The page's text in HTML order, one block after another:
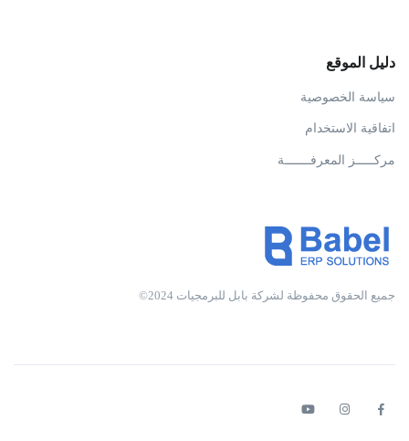
دليل الموقع
سياسة الخصوصية
اتفاقية الاستخدام
مركـــــز المعرفـــــــة
جميع الحقوق محفوظة لشركة بابل للبرمجيات 2024©